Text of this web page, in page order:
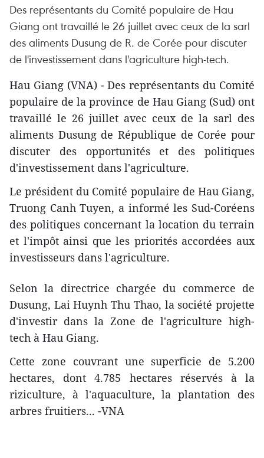
Des représentants du Comité populaire de Hau
Giang ont travaillé le 26 juillet avec ceux de la sarl
des aliments Dusung de R. de Corée pour discuter
de l'investissement dans l'agriculture high-tech.
Hau Giang (VNA) - Des représentants du Comité
populaire de la province de Hau Giang (Sud) ont
travaillé le 26 juillet avec ceux de la sarl des
aliments Dusung de République de Corée pour
discuter des opportunités et des politiques
d'investissement dans l'agriculture.
Le président du Comité populaire de Hau Giang,
Truong Canh Tuyen, a informé les Sud-Coréens
des politiques concernant la location du terrain
et l'impôt ainsi que les priorités accordées aux
investisseurs dans l'agriculture.
Selon la directrice chargée du commerce de
Dusung, Lai Huynh Thu Thao, la société projette
d'investir dans la Zone de l'agriculture high-
tech à Hau Giang.
Cette zone couvrant une superficie de 5.200
hectares, dont 4.785 hectares réservés à la
riziculture, à l'aquaculture, la plantation des
arbres fruitiers... -VNA